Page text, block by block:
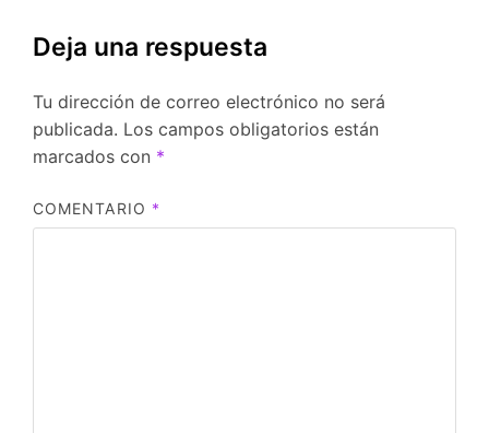
Deja una respuesta
Tu dirección de correo electrónico no será
publicada. Los campos obligatorios están
marcados con *
COMENTARIO *